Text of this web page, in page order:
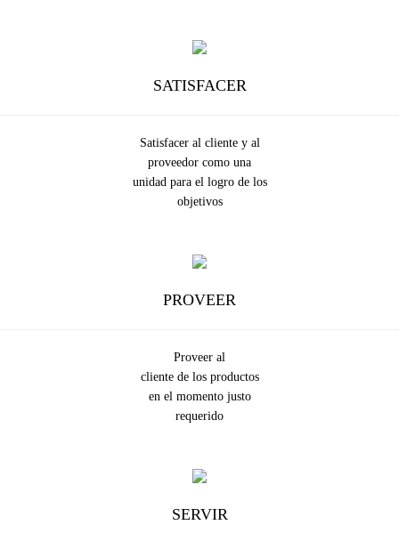
SATISFACER
Satisfacer al cliente y al
proveedor como una
unidad para el logro de los
objetivos
PROVEER
Proveer al
cliente de los productos
en el momento justo
requerido
SERVIR